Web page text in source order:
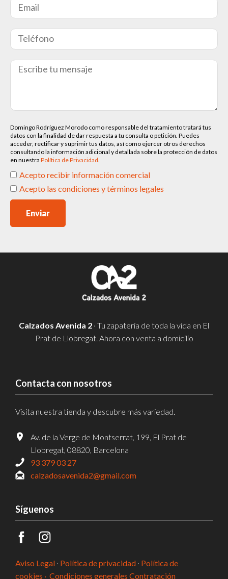
Domingo Rodríguez Morodo como responsable del tratamiento tratará tus
datos con la finalidad de dar respuesta a tu consulta o petición. Puedes
acceder, rectificar y suprimir tus datos, así como ejercer otros derechos
consultando la información adicional y detallada sobre la protección de datos
en nuestra Política de Privacidad
Acepto recibir información comercial
Acepto las condiciones y términos legales
Enviar
Calzados Avenida 2 · Tu zapatería de toda la vida en El
Prat de Llobregat. Ahora con venta a domicilio
Contacta con nosotros
Visita nuestra tienda y descubre más variedad.
Av. de la Verge de Montserrat, 199, El Prat de
Llobregat, 08820, Barcelona
93 379 03 27
calzadosavenida2@gmail.com
Síguenos
Aviso Legal · Política de privacidad · Política de
cookies · Condiciones generales Contratación